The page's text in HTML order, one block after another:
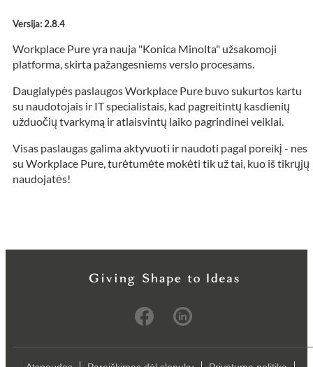
Versija: 2.8.4
Workplace Pure yra nauja "Konica Minolta" užsakomoji
platforma, skirta pažangesniems verslo procesams.
Daugialypės paslaugos Workplace Pure buvo sukurtos kartu
su naudotojais ir IT specialistais, kad pagreitintų kasdienių
užduočių tvarkymą ir atlaisvintų laiko pagrindinei veiklai.
Visas paslaugas galima aktyvuoti ir naudoti pagal poreikį - nes
su Workplace Pure, turėtumėte mokėti tik už tai, kuo iš tikrųjų
naudojatės!